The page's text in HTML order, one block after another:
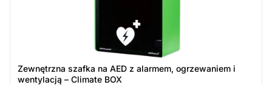
Zewnętrzna szafka na AED z alarmem, ogrzewaniem i
wentylacją – Climate BOX